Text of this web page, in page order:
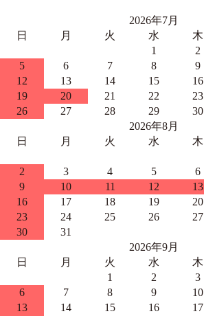
2026年7月
日
月 火 水 木
1
2
5
6 7 8 9
12
13 14 15 16
19
20 21 22 23
26
27 28 29 30
2026年8月
日
月 火 水 木
2
3 4 5 6
9
10 11 12 13
16
17 18 19 20
23
24 25 26 27
30
31
2026年9月
日
月 火 水 木
1
2 3
6
7 8 9 10
13
14 15 16 17